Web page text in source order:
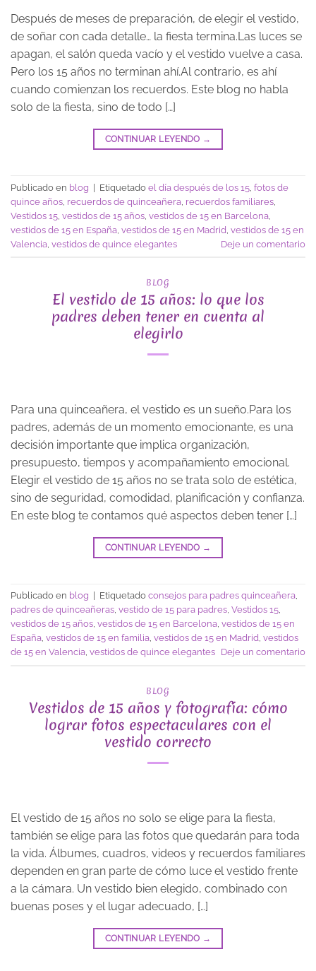
Después de meses de preparación, de elegir el vestido,
de soñar con cada detalle… la fiesta termina.Las luces se
apagan, el salón queda vacío y el vestido vuelve a casa.
Pero los 15 años no terminan ahí.Al contrario, es ahí
cuando comienzan los recuerdos. Este blog no habla
solo de la fiesta, sino de todo […]
CONTINUAR LEYENDO →
Publicado en blog | Etiquetado el día después de los 15 fotos de
quince años recuerdos de quinceañera recuerdos familiares
Vestidos 15 vestidos de 15 años vestidos de 15 en Barcelona
vestidos de 15 en España vestidos de 15 en Madrid vestidos de 15 en
Valencia vestidos de quince elegantes Deje un comentario
BLOG
El vestido de 15 años: lo que los
padres deben tener en cuenta al
elegirlo
Para una quinceañera, el vestido es un sueño.Para los
padres, además de un momento emocionante, es una
decisión importante que implica organización,
presupuesto, tiempos y acompañamiento emocional.
Elegir el vestido de 15 años no se trata solo de estética,
sino de seguridad, comodidad, planificación y confianza.
En este blog te contamos qué aspectos deben tener […]
CONTINUAR LEYENDO →
Publicado en blog Etiquetado consejos para padres quinceañera,
padres de quinceañeras, vestido de 15 para padres, Vestidos 15,
vestidos de 15 años, vestidos de 15 en Barcelona, vestidos de 15 en
España, vestidos de 15 en familia, vestidos de 15 en Madrid, vestidos
de 15 en Valencia, vestidos de quince elegantes Deje un comentario
BLOG
Vestidos de 15 años y fotografía: cómo
lograr fotos espectaculares con el
vestido correcto
El vestido de 15 años no solo se elige para la fiesta,
también se elige para las fotos que quedarán para toda
la vida. Álbumes, cuadros, videos y recuerdos familiares
dependen en gran parte de cómo luce el vestido frente
a la cámara. Un vestido bien elegido, combinado con
buenas poses y el lugar adecuado, […]
CONTINUAR LEYENDO →